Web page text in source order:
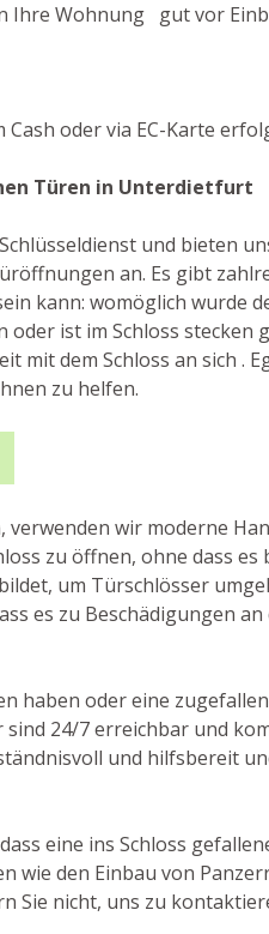
Ihre Wohnung gut vor
oder via EC-Karte
Türen in Unterdietfurt
und bieten
an. Es gibt
kann: womöglich wurde
ist im Schloss stecken
mit dem Schloss an sich .
zu helfen.
verwenden wir moderne
zu öffnen, ohne dass es
um Türschlösser
es zu Beschädigungen
haben oder eine
sind 24/7 erreichbar und
und hilfsbereit
eine ins Schloss
wie den Einbau von
Sie nicht, uns zu